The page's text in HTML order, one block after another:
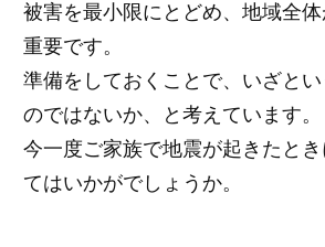
被害を最小限にとどめ、地域全
重要です。
準備をしておくことで、いざと
のではないか、と考えています。
今一度ご家族で地震が起きたと
てはいかがでしょうか。